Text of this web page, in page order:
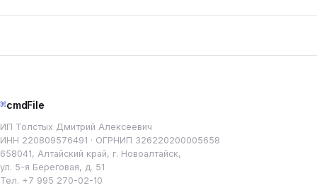
⌘cmdFile
ИП Толстых Дмитрий Алексеевич
ИНН 220809576491 · ОГРНИП 326220200005658
658041, Алтайский край, г. Новоалтайск,
ул. 5-я Береговая, д. 51
Тел. +7 995 270-02-10